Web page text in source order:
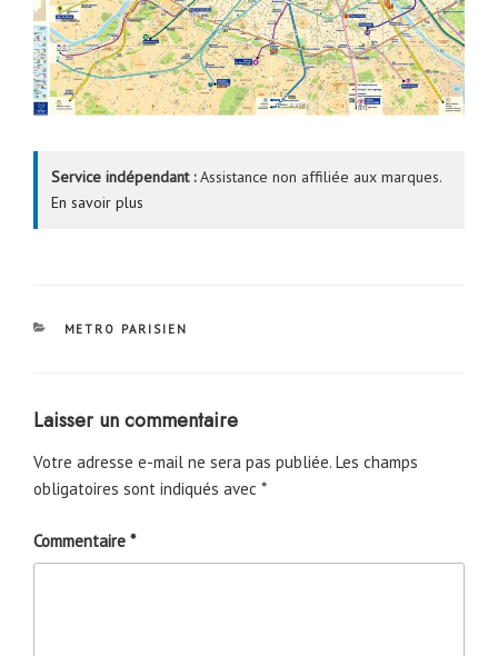
Service indépendant :Assistance non affiliée aux marques.
En savoir plus
CATÉGORIES
METRO PARISIEN
Laisser un commentaire
Votre adresse e-mail ne sera pas publiée. Les champs
obligatoires sont indiqués avec *
Commentaire *